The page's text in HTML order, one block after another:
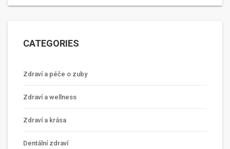
CATEGORIES
Zdraví a péče o zuby
Zdraví a wellness
Zdraví a krása
Dentální zdraví